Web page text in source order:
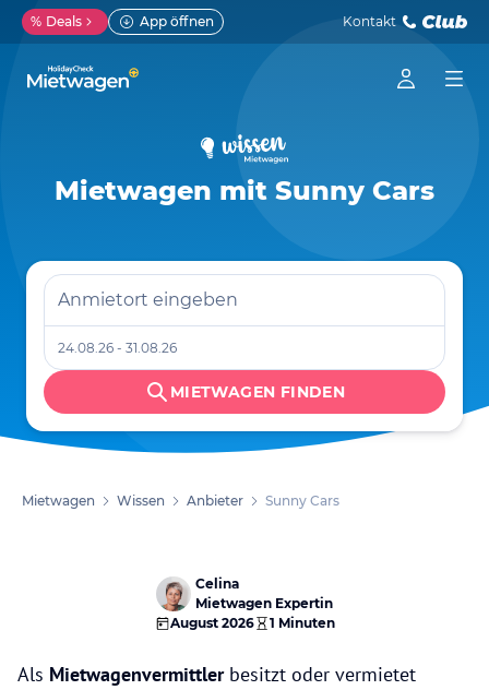
% Deals App öffnen Kontakt
Mietwagen mit Sunny Cars
Anmietort eingeben
24.08.26 - 31.08.26
MIETWAGEN FINDEN
Mietwagen Wissen Anbieter Sunny Cars
Celina
Mietwagen Expertin
August 2026
1 Minuten
Als Mietwagenvermittlerbesitzt oder vermietet